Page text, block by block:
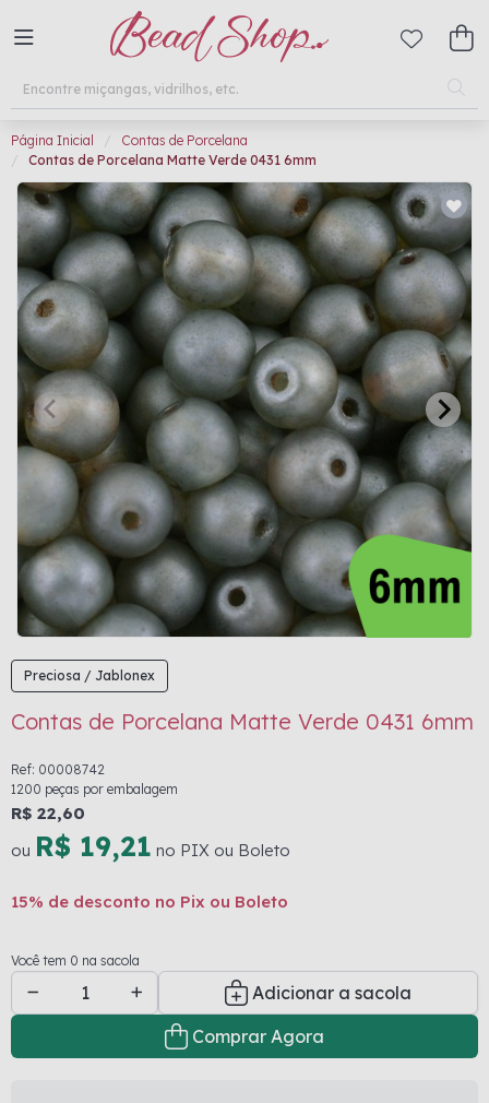
Página Inicial
Contas de Porcelana
Contas de Porcelana Matte Verde 0431 6mm
Preciosa / Jablonex
Contas de Porcelana Matte Verde 0431 6mm
Ref: 00008742
1200 peças por embalagem
R$ 22,60
ou R$ 19,21 no PIX ou Boleto
15% de desconto no Pix ou Boleto
Você tem 0 na sacola
Adicionar a sacola
Comprar Agora